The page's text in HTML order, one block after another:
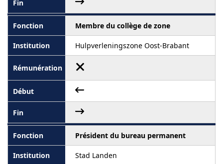
Membre du collège de zone
Hulpverleningszone Oost-Brabant
Président du bureau permanent
Stad Landen